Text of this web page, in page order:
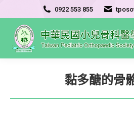
0922 553 855
黏多醣的骨